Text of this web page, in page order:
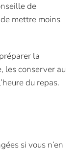
de
mettre moins
la
les conserver au
du repas.
si vous n’en